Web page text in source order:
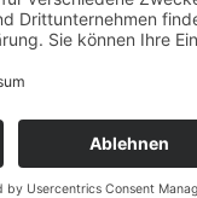
wir das Angebot
die ersten
Schiphorst. „Es wäre